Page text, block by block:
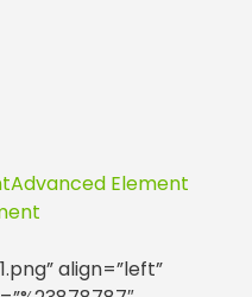
Advanced Element
align=”left”